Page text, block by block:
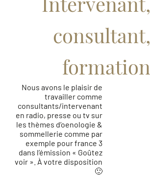
consultant,
formation
Nous avons le plaisir de
travailler comme
consultants/intervenant
en radio, presse ou tv sur
les thèmes d’oenologie &
sommellerie comme par
exemple pour france 3
dans l’émission « Goûtez
voir ». À votre disposition
🙂